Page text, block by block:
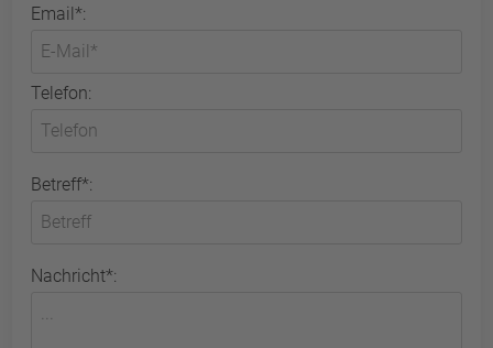
Email*:
Telefon:
Betreff*:
Nachricht*: